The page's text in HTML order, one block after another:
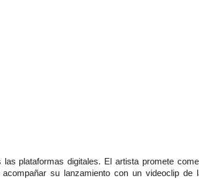
plataformas digitales. El artista promete
su lanzamiento con un videoclip de